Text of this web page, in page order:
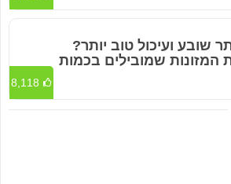
שובע ועיכול טוב יותר?
המזונות שמובילים בכמות
8,118